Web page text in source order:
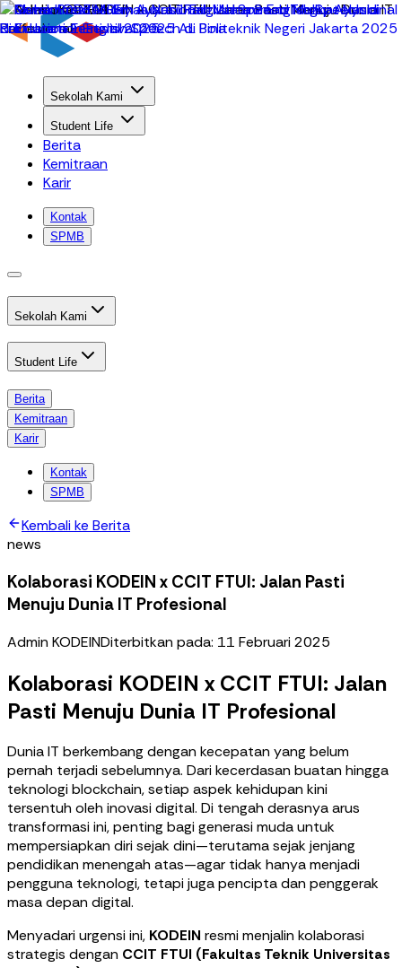
Sekolah Kami
Student Life
Berita
Kemitraan
Karir
Kontak
SPMB
Sekolah Kami
Student Life
Berita
Kemitraan
Karir
Kontak
SPMB
Kembali ke Berita
news
Kolaborasi KODEIN x CCIT FTUI: Jalan Pasti
Menuju Dunia IT Profesional
Admin KODEINDiterbitkan pada: 11 Februari 2025
Kolaborasi KODEIN x CCIT FTUI: Jalan
Pasti Menuju Dunia IT Profesional
Dunia IT berkembang dengan kecepatan yang belum
pernah terjadi sebelumnya. Dari kecerdasan buatan hingga
teknologi blockchain, setiap aspek kehidupan kini
tersentuh oleh inovasi digital. Di tengah derasnya arus
transformasi ini, penting bagi generasi muda untuk
mempersiapkan diri sejak dini—terutama sejak jenjang
pendidikan menengah atas—agar tidak hanya menjadi
pengguna teknologi, tetapi juga pencipta dan penggerak
masa depan digital.
Menyadari urgensi ini, KODEIN resmi menjalin kolaborasi
strategis dengan CCIT FTUI (Fakultas Teknik Universitas